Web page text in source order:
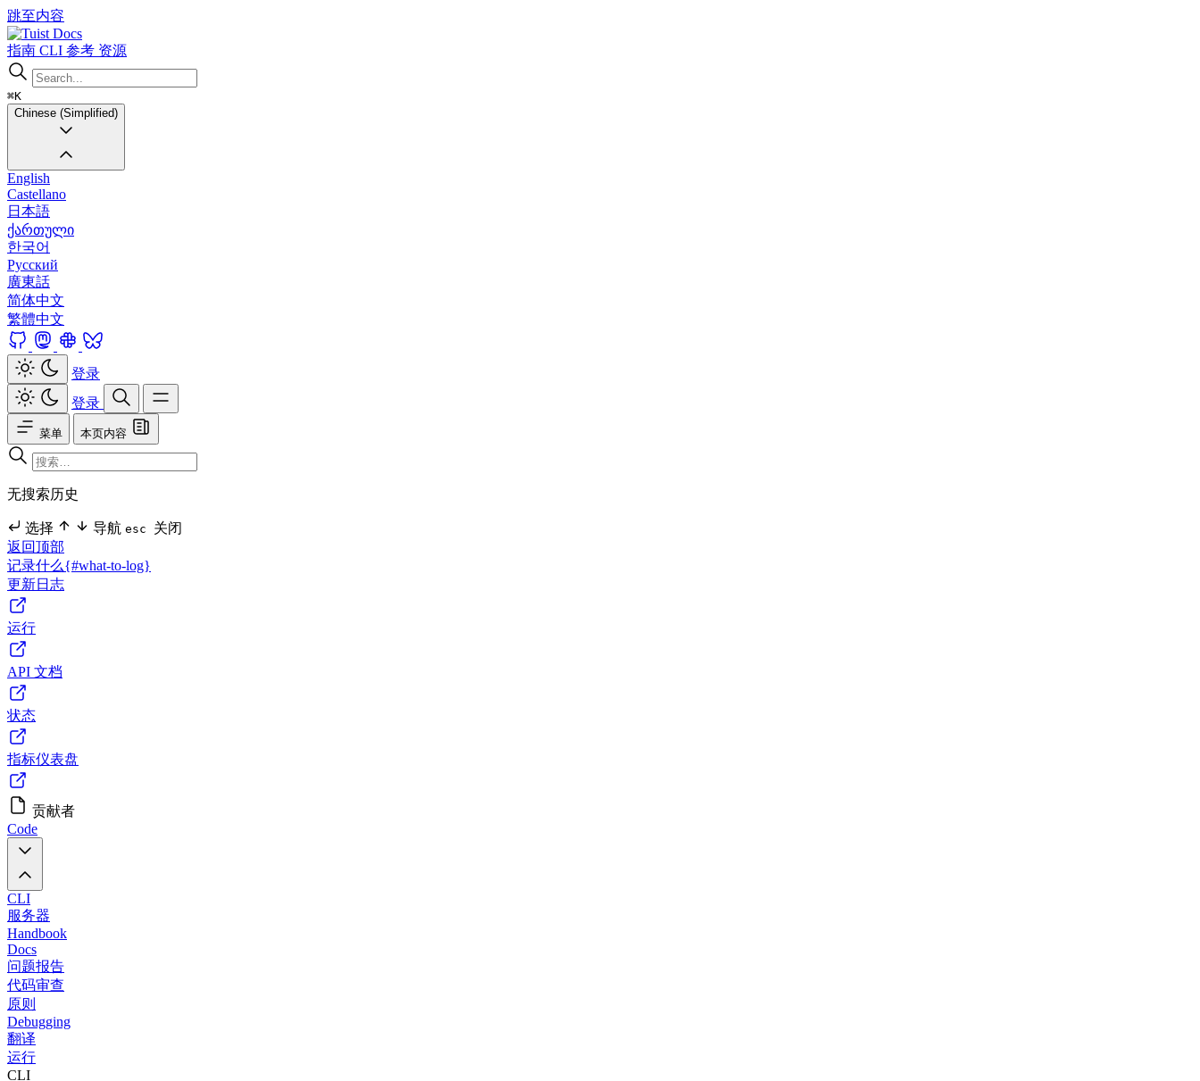
跳至内容
Docs
指南 CLI 参考 资源
⌘K
Chinese (Simplified)
English
Castellano
日本語
ქართული
한국어
Русский
廣東話
简体中文
繁體中文
登录
登录
菜单 本页内容
无搜索历史
选择 导航 esc 关闭
返回顶部
记录什么{#what-to-log}
更新日志
运行
API 文档
状态
指标仪表盘
贡献者
Code
CLI
服务器
Handbook
Docs
问题报告
代码审查
原则
Debugging
翻译
运行
CLI